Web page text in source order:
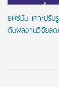
ยศชนัน เคาะปรับ
ดันผลงานวิจัยลด